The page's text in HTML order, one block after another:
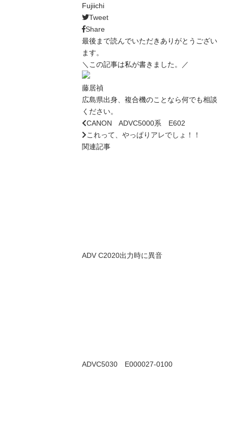
Fujiichi
Tweet
Share
最後まで読んでいただきありがとうござい
ます。
＼この記事は私が書きました。／
藤居禎
広島県出身、複合機のことなら何でも相談
ください。
CANON ADVC5000系 E602
これって、やっぱりアレでしょ！！
関連記事
ADV C2020出力時に異音
ADVC5030 E000027-0100